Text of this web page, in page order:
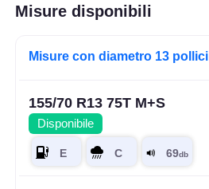
Misure disponibili
Misure con diametro 13 pollici
155/70 R13 75T M+S
Disponibile